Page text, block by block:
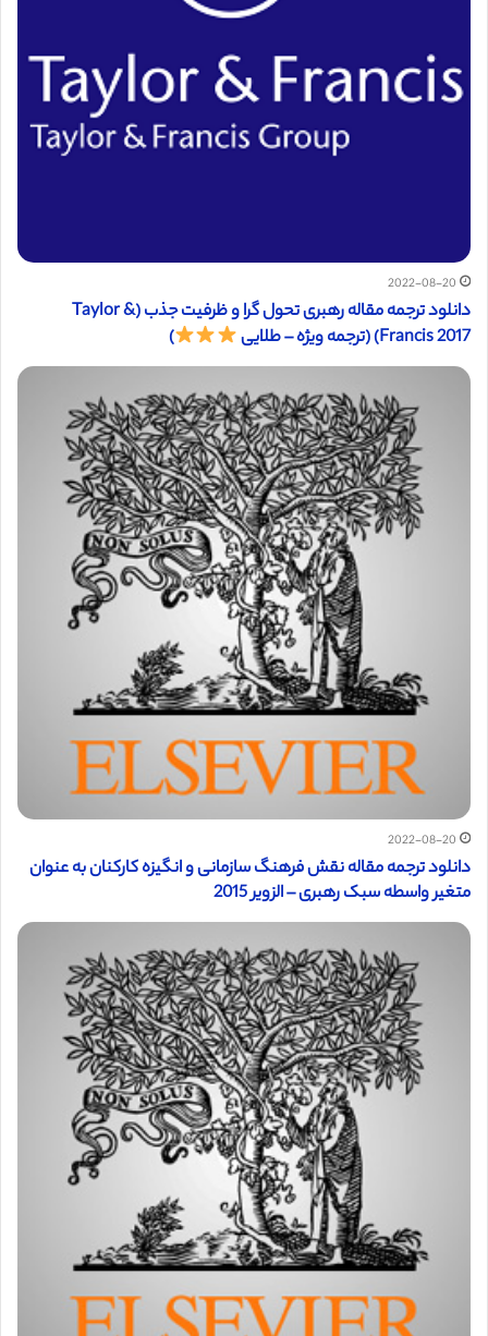
2022-08-20
دانلود ترجمه مقاله رهبری تحول گرا و ظرفیت جذب (Taylor &
Francis 2017) (ترجمه ویژه – طلایی
)
2022-08-20
دانلود ترجمه مقاله نقش فرهنگ سازمانی و انگیزه کارکنان به عنوان
متغیر واسطه سبک رهبری – الزویر 2015